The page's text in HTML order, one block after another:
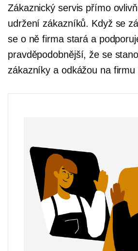
Zákaznický servis přímo
udržení zákazníků. Když se
se o ně firma stará a
pravděpodobnější, že se
zákazníky a odkážou na firmu